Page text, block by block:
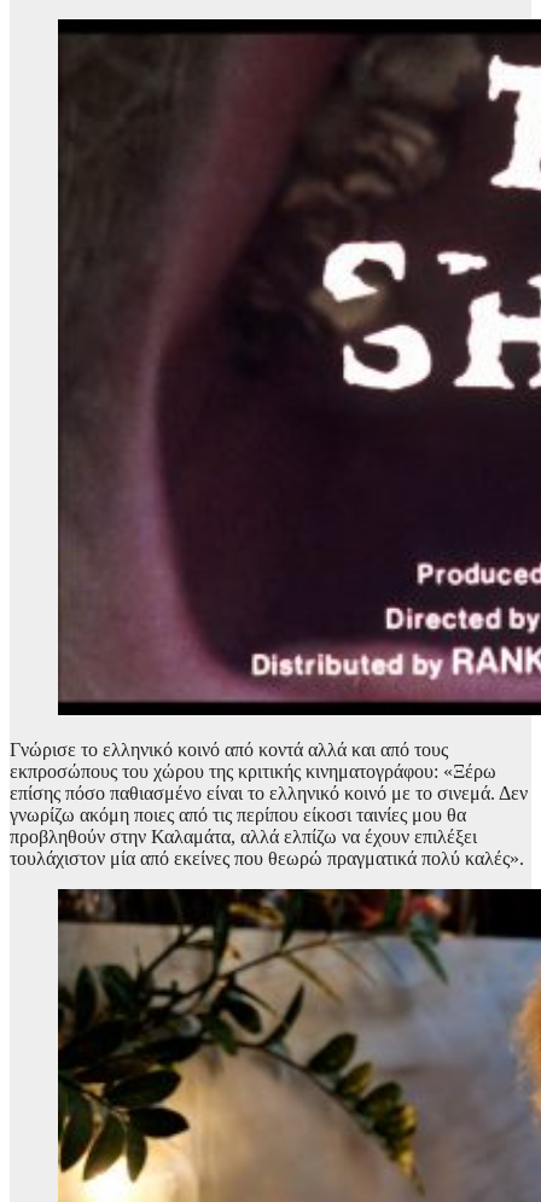
Γνώρισε το ελληνικό κοινό από κοντά αλλά και από τους
εκπροσώπους του χώρου της κριτικής κινηματογράφου: «Ξέρω
επίσης πόσο παθιασμένο είναι το ελληνικό κοινό με το σινεμά. Δεν
γνωρίζω ακόμη ποιες από τις περίπου είκοσι ταινίες μου θα
προβληθούν στην Καλαμάτα, αλλά ελπίζω να έχουν επιλέξει
τουλάχιστον μία από εκείνες που θεωρώ πραγματικά πολύ καλές».